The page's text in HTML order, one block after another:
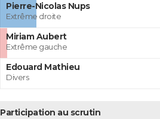
Pierre-Nicolas Nups
Extrême droite
Miriam Aubert
Extrême gauche
Edouard Mathieu
Divers
Participation au scrutin